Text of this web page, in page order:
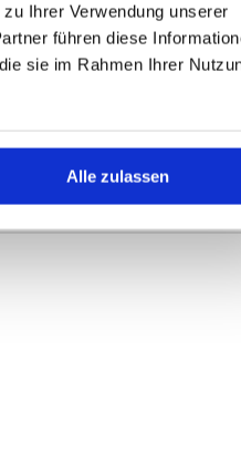
Ihrer Verwendung unserer
führen diese
sie im Rahmen Ihrer
Alle zulassen
Anwendungsfälle in